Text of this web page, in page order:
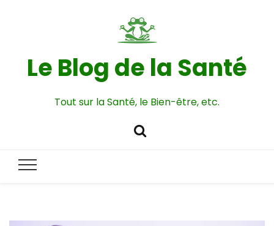
Le Blog de la Santé
Tout sur la Santé, le Bien-être, etc.